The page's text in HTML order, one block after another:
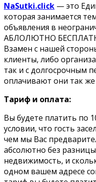
NaSutki.click — это
которая занимается
объявления в
АБЛОЛЮТНО
Взамен с нашей
клиенты, либо
так и с долгосрочным
оплачивают они так
Тариф и оплата:
Вы будете платить по
условии, что гость
чем мы Вас
абсолютно без
недвижимость, и
одном вашем адресе